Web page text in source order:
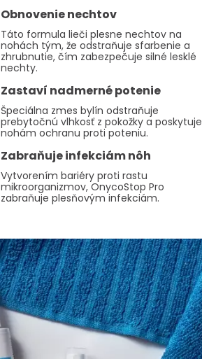
Obnovenie nechtov
Táto formula lieči plesne nechtov na
nohách tým, že odstraňuje sfarbenie a
zhrubnutie, čím zabezpečuje silné lesklé
nechty.
Zastaví nadmerné potenie
Špeciálna zmes bylín odstraňuje
prebytočnú vlhkosť z pokožky a poskytuje
nohám ochranu proti poteniu.
Zabraňuje infekciám nôh
Vytvorením bariéry proti rastu
mikroorganizmov, OnycoStop Pro
zabraňuje plesňovým infekciám.